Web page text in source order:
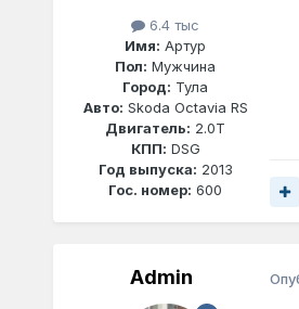
6.4 тыс
Имя: Артур
Пол: Мужчина
Город: Тула
Авто: Skoda Octavia RS
Двигатель: 2.0T
КПП: DSG
Год выпуска: 2013
Гос. номер: 600
Admin